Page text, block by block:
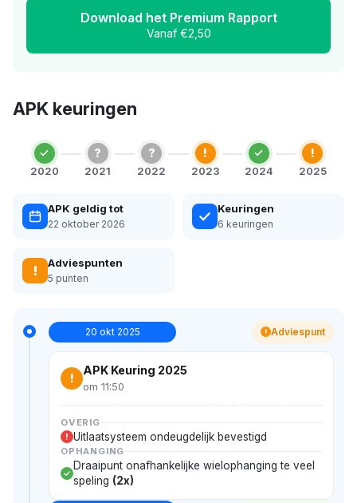
Download het Premium Rapport
Vanaf €2,50
APK keuringen
2020
?
2021
?
2022
!
2023 2024
!
2025
APK geldig tot
22 oktober 2026
Keuringen
6 keuringen
! Adviespunten
5 punten
20 okt 2025 ! Adviespunt
!
APK Keuring 2025
om 11:50
OVERIG
! Uitlaatsysteem ondeugdelijk bevestigd
OPHANGING
Draaipunt onafhankelijke wielophanging te veel
speling (2x)